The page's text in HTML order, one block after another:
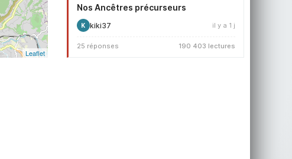
Leaflet
Nos Ancêtres précurseurs
K kiki37 il y a 1 j
25 réponses 190 403 lectures